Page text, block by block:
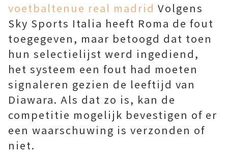
voetbaltenue real madrid Volgens
Sky Sports Italia heeft Roma de fout
toegegeven, maar betoogd dat toen
hun selectielijst werd ingediend,
het systeem een fout had moeten
signaleren gezien de leeftijd van
Diawara. Als dat zo is, kan de
competitie mogelijk bevestigen of er
een waarschuwing is verzonden of
niet.